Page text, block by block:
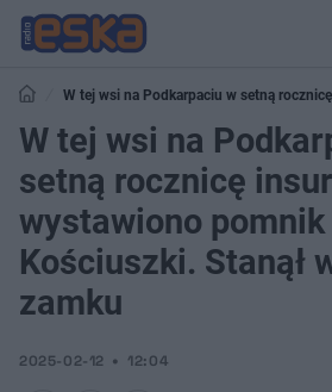
W tej wsi na Podkarpaciu w setną
Tadeusza Kościuszki. Stanął wśród ruin zamku
W tej wsi na
setną rocznicę
wystawiono pomnik
Kościuszki. Stanął
zamku
2025-02-12 12:04